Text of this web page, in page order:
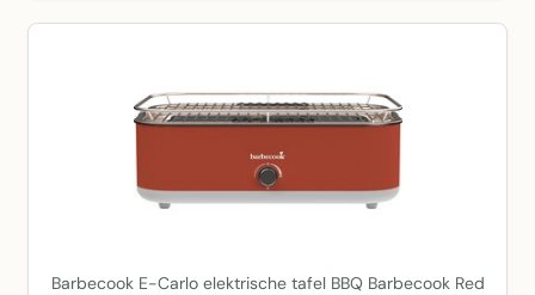
Barbecook E-Carlo elektrische tafel BBQ Barbecook Red